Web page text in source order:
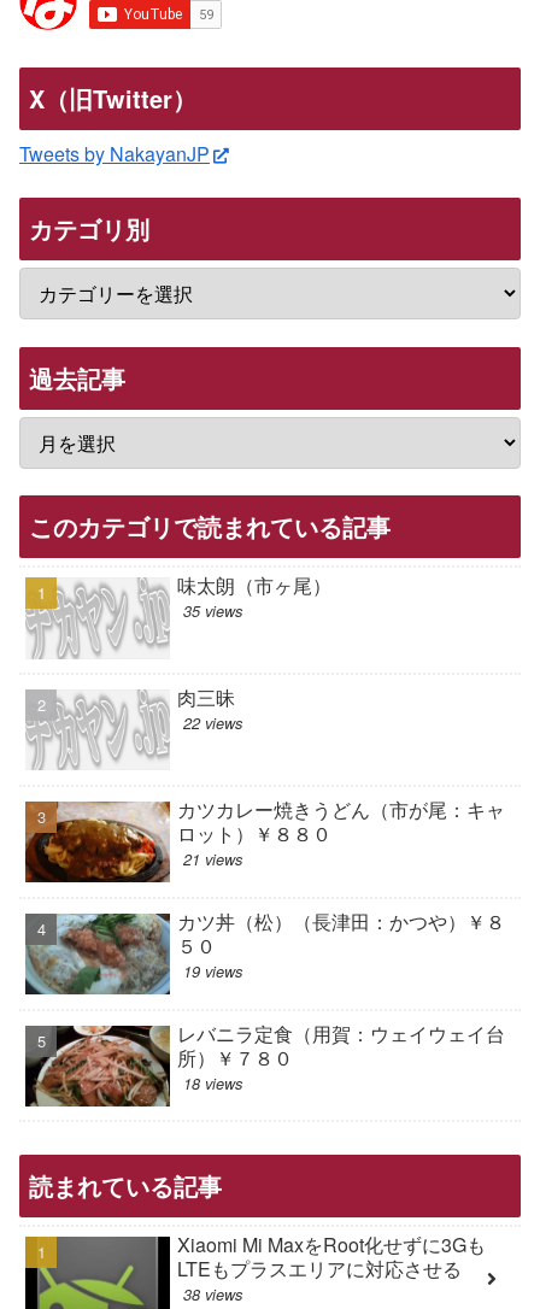
X（旧Twitter）
Tweets by NakayanJP
カテゴリ別
過去記事
このカテゴリで読まれている記事
味太朗（市ヶ尾）
35 views
肉三昧
22 views
カツカレー焼きうどん（市が尾：キャ
ロット）￥８８０
21 views
カツ丼（松）（長津田：かつや）￥８
５０
19 views
レバニラ定食（用賀：ウェイウェイ台
所）￥７８０
18 views
読まれている記事
Xiaomi Mi MaxをRoot化せずに3Gも
LTEもプラスエリアに対応させる
38 views